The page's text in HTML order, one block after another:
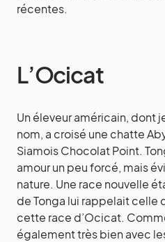
récentes.
L’Ocicat
Un éleveur américain, dont
nom, a croisé une chatte
Siamois Chocolat Point.
amour un peu forcé, mais
nature. Une race nouvelle
de Tonga lui rappelait celle
cette race d’Ocicat.
également très bien avec